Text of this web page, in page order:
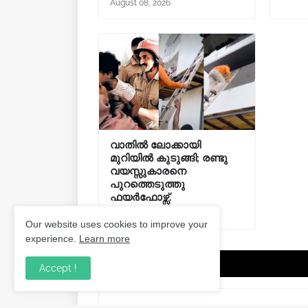
August 08, 2026
വാതിൽ ലോക്കായി
മുറിയിൽ കുടുങ്ങി; രണ്ടു
വയസ്സുകാരനെ
പുറത്തെടുത്തു
ഫയർഫോഴ്സ്.
Our website uses cookies to improve your
experience. Learn more
Accept !